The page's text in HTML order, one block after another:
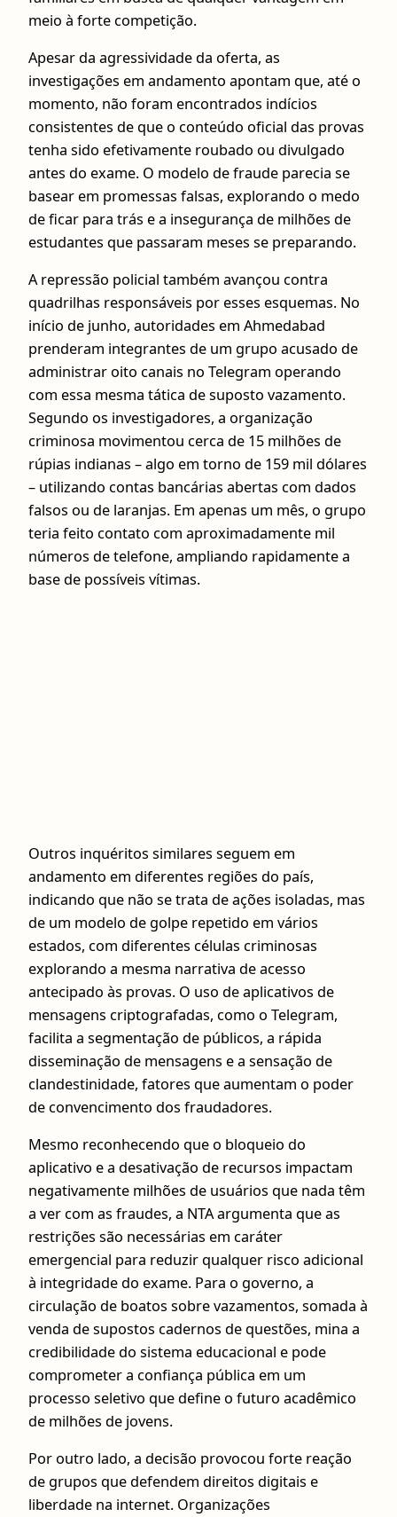
meio à forte competição.
Apesar da agressividade da oferta, as
investigações em andamento apontam que, até o
momento, não foram encontrados indícios
consistentes de que o conteúdo oficial das provas
tenha sido efetivamente roubado ou divulgado
antes do exame. O modelo de fraude parecia se
basear em promessas falsas, explorando o medo
de ficar para trás e a insegurança de milhões de
estudantes que passaram meses se preparando.
A repressão policial também avançou contra
quadrilhas responsáveis por esses esquemas. No
início de junho, autoridades em Ahmedabad
prenderam integrantes de um grupo acusado de
administrar oito canais no Telegram operando
com essa mesma tática de suposto vazamento.
Segundo os investigadores, a organização
criminosa movimentou cerca de 15 milhões de
rúpias indianas – algo em torno de 159 mil dólares
– utilizando contas bancárias abertas com dados
falsos ou de laranjas. Em apenas um mês, o grupo
teria feito contato com aproximadamente mil
números de telefone, ampliando rapidamente a
base de possíveis vítimas.
Outros inquéritos similares seguem em
andamento em diferentes regiões do país,
indicando que não se trata de ações isoladas, mas
de um modelo de golpe repetido em vários
estados, com diferentes células criminosas
explorando a mesma narrativa de acesso
antecipado às provas. O uso de aplicativos de
mensagens criptografadas, como o Telegram,
facilita a segmentação de públicos, a rápida
disseminação de mensagens e a sensação de
clandestinidade, fatores que aumentam o poder
de convencimento dos fraudadores.
Mesmo reconhecendo que o bloqueio do
aplicativo e a desativação de recursos impactam
negativamente milhões de usuários que nada têm
a ver com as fraudes, a NTA argumenta que as
restrições são necessárias em caráter
emergencial para reduzir qualquer risco adicional
à integridade do exame. Para o governo, a
circulação de boatos sobre vazamentos, somada à
venda de supostos cadernos de questões, mina a
credibilidade do sistema educacional e pode
comprometer a confiança pública em um
processo seletivo que define o futuro acadêmico
de milhões de jovens.
Por outro lado, a decisão provocou forte reação
de grupos que defendem direitos digitais e
liberdade na internet. Organizações